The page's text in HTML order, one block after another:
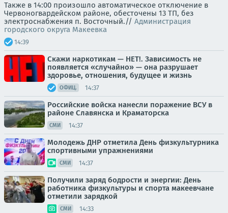
Также в 14:00 произошло автоматическое отключение в
Червоногвардейском районе, обесточены 13 ТП, без
электроснабжения п. Восточный.// Администрация
городского округа Макеевка
14:39
Скажи наркотикам — НЕТ!. Зависимость не
появляется «случайно» — она разрушает
здоровье, отношения, будущее и жизнь
ОФИЦ. 14:37
Российские войска нанесли поражение ВСУ в
районе Славянска и Краматорска
СМИ 14:37
Молодежь ДНР отметила День физкультурника
спортивными упражнениями
СМИ 14:37
Получили заряд бодрости и энергии: День
работника физкультуры и спорта макеевчане
отметили зарядкой
СМИ 14:33